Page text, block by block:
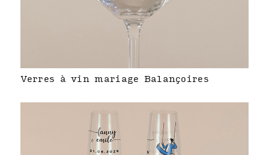
Verres à vin mariage Balançoires